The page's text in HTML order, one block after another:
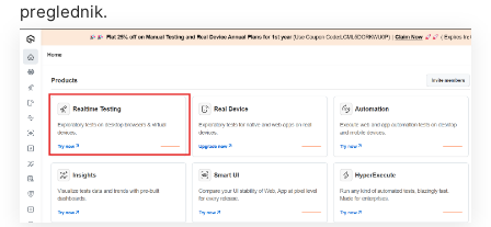
preglednik.